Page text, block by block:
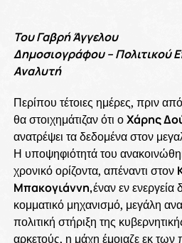
Του Γαβρή Άγγελου
Δημοσιογράφου – Πολιτικού
Αναλυτή
Περίπου τέτοιες ημέρες, πριν
θα στοιχημάτιζαν ότι οΧάρης
ανατρέψει τα δεδομένα στον
Η υποψηφιότητά του
χρονικό ορίζοντα, απέναντι στον
Μπακογιάννη,έναν εν
κομματικό μηχανισμό, μεγάλη
πολιτική στήριξη της
αρκετούς, η μάχη έμοιαζε εκ